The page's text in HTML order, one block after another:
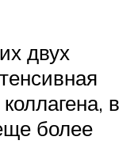
двух
в
более